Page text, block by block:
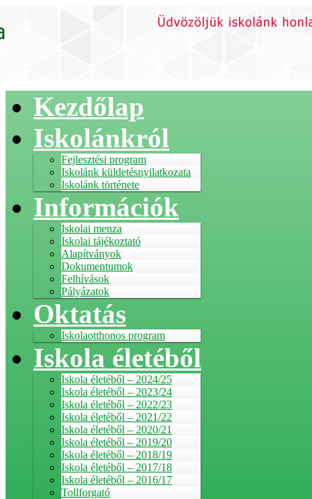
Kezdőlap
Iskolánkról
Fejlesztési program
Iskolánk küldetésnyilatkozata
Iskolánk története
Információk
Iskolai menza
Iskolai tájékoztató
Alapítványok
Dokumentumok
Felhívások
Pályázatok
Oktatás
Iskolaotthonos program
Iskola életéből
Iskola életéből – 2024/25
Iskola életéből – 2023/24
Iskola életéből – 2022/23
Iskola életéből – 2021/22
Iskola életéből – 2020/21
Iskola életéből – 2019/20
Iskola életéből – 2018/19
Iskola életéből – 2017/18
Iskola életéből – 2016/17
Tollforgató